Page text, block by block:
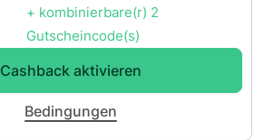
+ kombinierbare(r) 2
Gutscheincode(s)
Cashback aktivieren
Bedingungen